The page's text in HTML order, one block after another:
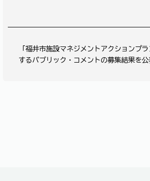
「福井市施設マネジメントアクションプ
するパブリック・コメントの募集結果を